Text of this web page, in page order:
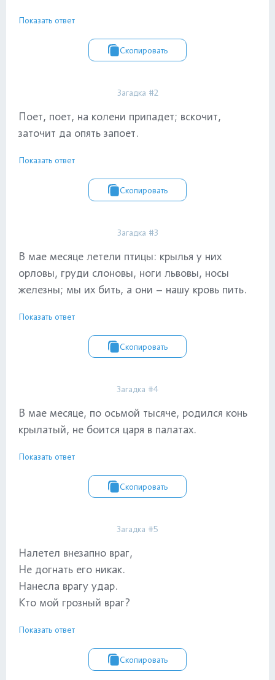
Показать ответ
Скопировать
Загадка #2
Поет, поет, на колени припадет; вскочит,
заточит да опять запоет.
Показать ответ
Скопировать
Загадка #3
В мае месяце летели птицы: крылья у них
орловы, груди слоновы, ноги львовы, носы
железны; мы их бить, а они – нашу кровь пить.
Показать ответ
Скопировать
Загадка #4
В мае месяце, по осьмой тысяче, родился конь
крылатый, не боится царя в палатах.
Показать ответ
Скопировать
Загадка #5
Налетел внезапно враг,
Не догнать его никак.
Нанесла врагу удар.
Кто мой грозный враг?
Показать ответ
Скопировать